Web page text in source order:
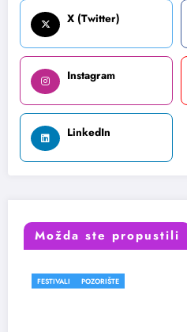
X (Twitter)
Instagram
LinkedIn
Možda ste propustili
FESTIVALI